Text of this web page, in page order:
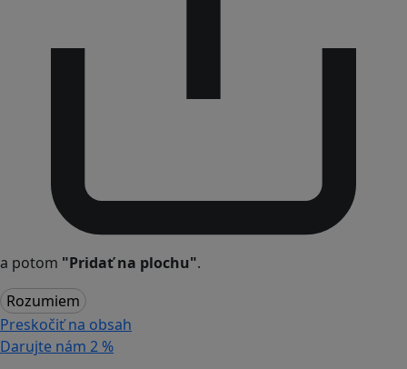
a potom "Pridať na plochu".
Rozumiem
Preskočiť na obsah
Darujte nám 2 %